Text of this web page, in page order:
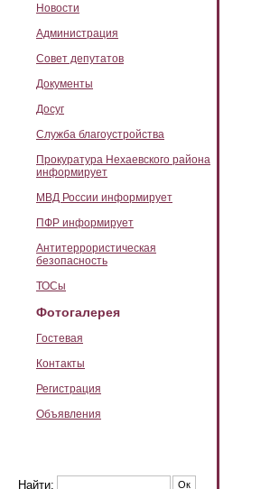
Новости
Администрация
Совет депутатов
Документы
Досуг
Служба благоустройства
Прокуратура Нехаевского района
информирует
МВД России информирует
ПФР информирует
Антитеррористическая
безопасность
ТОСы
Фотогалерея
Гостевая
Контакты
Регистрация
Объявления
Найти: